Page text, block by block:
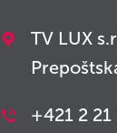
TV LUX
+421 2 21